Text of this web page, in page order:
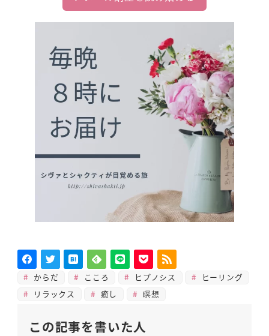
からだ こころ ヒプノシス
ヒーリング
リラックス
癒し 瞑想
この記事を書いた人